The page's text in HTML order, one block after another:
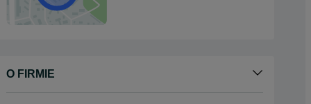
O FIRMIE